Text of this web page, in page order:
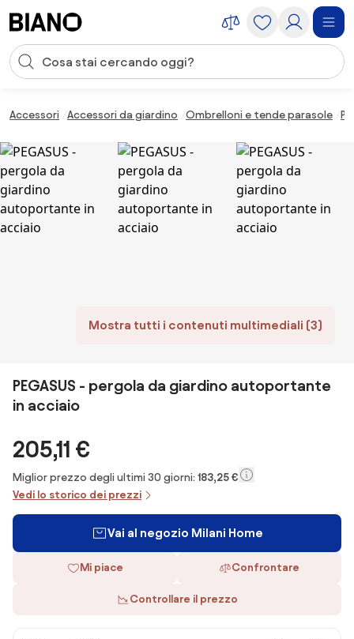
Input della ricerca
Accessori Accessori da giardino Ombrelloni e tende parasole
Mostra tutti i contenuti multimediali (3)
PEGASUS - pergola da giardino autoportante
in acciaio
205,11 €
Miglior prezzo degli ultimi 30 giorni: 183,25 €
Vedi lo storico dei prezzi
Vai al negozio Milani Home
Mi piace Confrontare
Controllare il prezzo